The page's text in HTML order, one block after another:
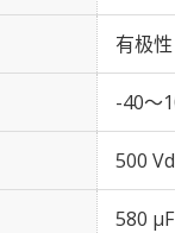
有极性
-40～
500
580 µF